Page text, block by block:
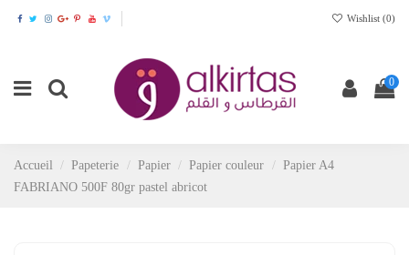
Wishlist (0)
0
Accueil Papeterie Papier Papier couleur
Papier A4
FABRIANO 500F 80gr pastel abricot